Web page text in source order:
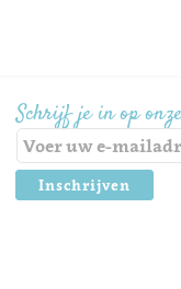
Schrijf je in op
Inschrijven